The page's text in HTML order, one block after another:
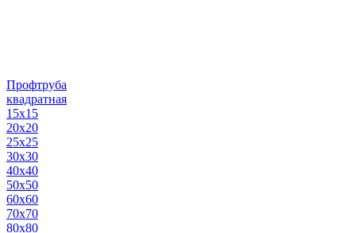
Профтруба
квадратная
15х15
20х20
25х25
30х30
40х40
50х50
60х60
70х70
80х80